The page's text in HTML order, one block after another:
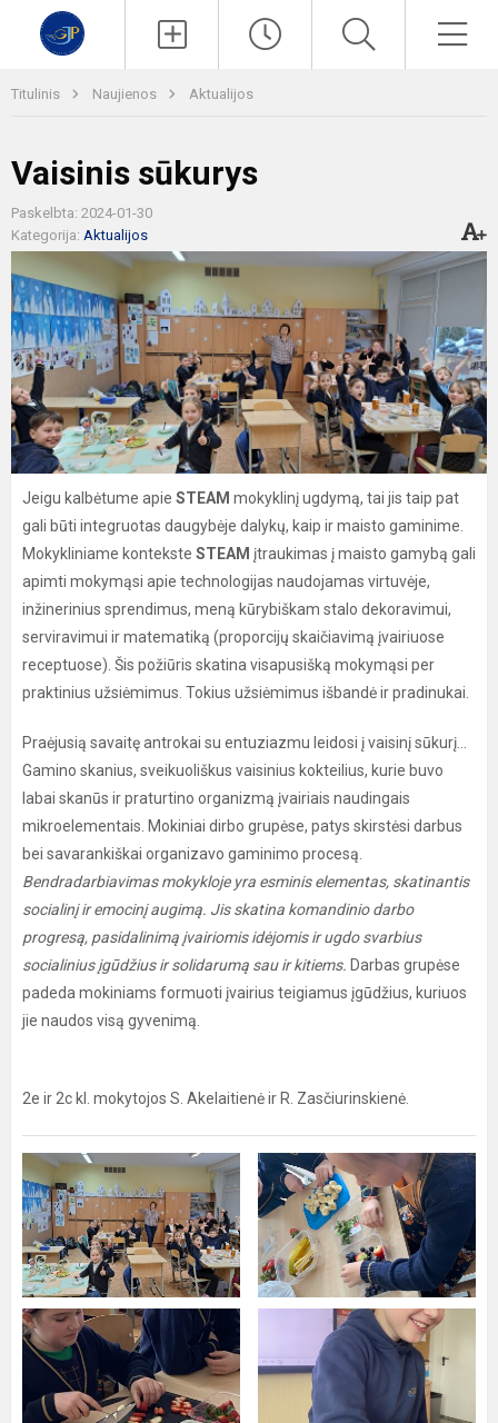
Titulinis Naujienos Aktualijos
Vaisinis sūkurys
Paskelbta: 2024-01-30
Kategorija: Aktualijos
Jeigu kalbėtume apie STEAM mokyklinį ugdymą, tai jis taip pat
gali būti integruotas daugybėje dalykų, kaip ir maisto gaminime.
Mokykliniame kontekste STEAM įtraukimas į maisto gamybą gali
apimti mokymąsi apie technologijas naudojamas virtuvėje,
inžinerinius sprendimus, meną kūrybiškam stalo dekoravimui,
serviravimui ir matematiką (proporcijų skaičiavimą įvairiuose
receptuose). Šis požiūris skatina visapusišką mokymąsi per
praktinius užsiėmimus. Tokius užsiėmimus išbandė ir pradinukai.
Praėjusią savaitę antrokai su entuziazmu leidosi į vaisinį sūkurį...
Gamino skanius, sveikuoliškus vaisinius kokteilius, kurie buvo
labai skanūs ir praturtino organizmą įvairiais naudingais
mikroelementais. Mokiniai dirbo grupėse, patys skirstėsi darbus
bei savarankiškai organizavo gaminimo procesą.
Bendradarbiavimas mokykloje yra esminis elementas, skatinantis
socialinį ir emocinį augimą. Jis skatina komandinio darbo
progresą, pasidalinimą įvairiomis idėjomis ir ugdo svarbius
socialinius įgūdžius ir solidarumą sau ir kitiems. Darbas grupėse
padeda mokiniams formuoti įvairius teigiamus įgūdžius, kuriuos
jie naudos visą gyvenimą.
2e ir 2c kl. mokytojos S. Akelaitienė ir R. Zasčiurinskienė.